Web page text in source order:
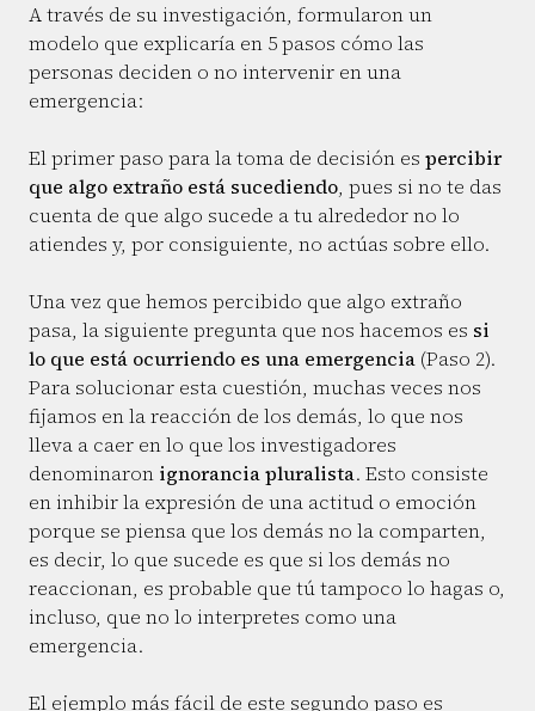
A través de su investigación, formularon un
modelo que explicaría en 5 pasos cómo las
personas deciden o no intervenir en una
emergencia:
El primer paso para la toma de decisión es percibir
que algo extraño está sucediendo, pues si no te das
cuenta de que algo sucede a tu alrededor no lo
atiendes y, por consiguiente, no actúas sobre ello.
Una vez que hemos percibido que algo extraño
pasa, la siguiente pregunta que nos hacemos es si
lo que está ocurriendo es una emergencia (Paso 2).
Para solucionar esta cuestión, muchas veces nos
fijamos en la reacción de los demás, lo que nos
lleva a caer en lo que los investigadores
denominaron ignorancia pluralista. Esto consiste
en inhibir la expresión de una actitud o emoción
porque se piensa que los demás no la comparten,
es decir, lo que sucede es que si los demás no
reaccionan, es probable que tú tampoco lo hagas o,
incluso, que no lo interpretes como una
emergencia.
El ejemplo más fácil de este segundo paso es